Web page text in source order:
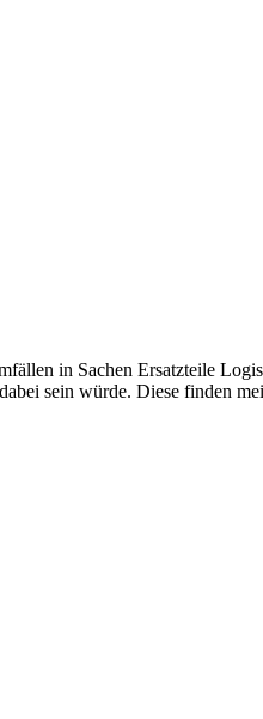
in Sachen Ersatzteile
sein würde. Diese finden